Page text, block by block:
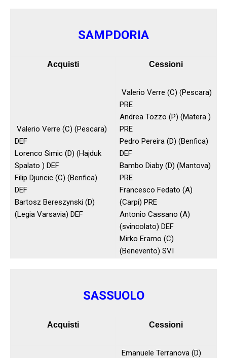
SAMPDORIA
Acquisti Cessioni
Valerio Verre (C) (Pescara)
DEF
Lorenco Simic (D) (Hajduk
Spalato ) DEF
Filip Djuricic (C) (Benfica)
DEF
Bartosz Bereszynski (D)
(Legia Varsavia) DEF
Valerio Verre (C) (Pescara)
PRE
Andrea Tozzo (P) (Matera )
PRE
Pedro Pereira (D) (Benfica)
DEF
Bambo Diaby (D) (Mantova)
PRE
Francesco Fedato (A)
(Carpi) PRE
Antonio Cassano (A)
(svincolato) DEF
Mirko Eramo (C)
(Benevento) SVI
SASSUOLO
Acquisti Cessioni
Emanuele Terranova (D)